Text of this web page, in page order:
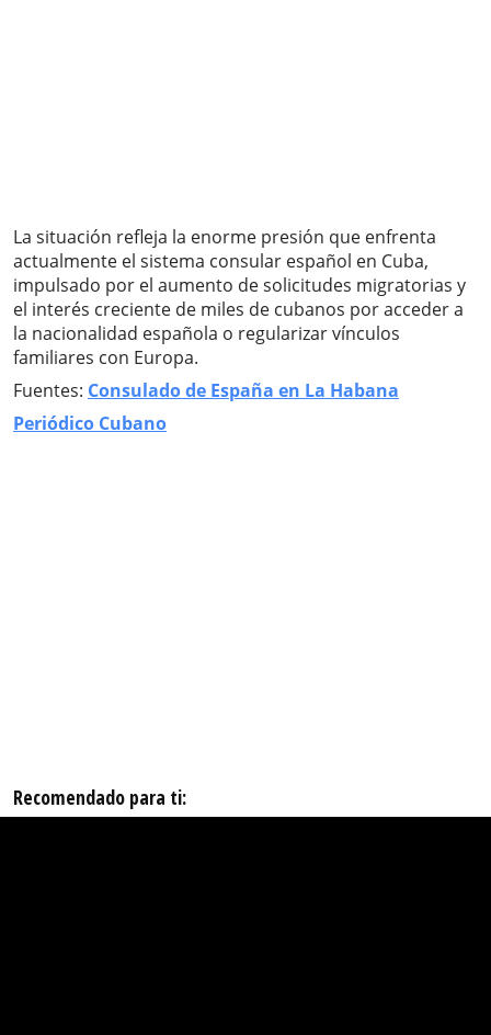
La situación refleja la enorme presión que enfrenta
actualmente el sistema consular español en Cuba,
impulsado por el aumento de solicitudes migratorias y
el interés creciente de miles de cubanos por acceder a
la nacionalidad española o regularizar vínculos
familiares con Europa.
Fuentes: Consulado de España en La Habana
Periódico Cubano
Recomendado para ti: